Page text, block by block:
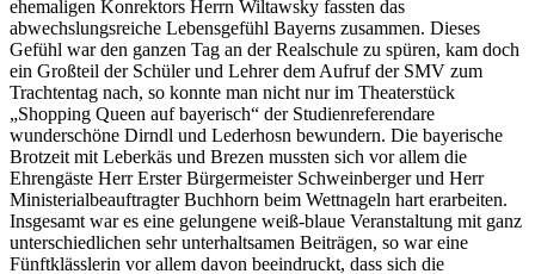
ehemaligen Konrektors Herrn Wiltawsky fassten das
abwechslungsreiche Lebensgefühl Bayerns zusammen. Dieses
Gefühl war den ganzen Tag an der Realschule zu spüren, kam doch
ein Großteil der Schüler und Lehrer dem Aufruf der SMV zum
Trachtentag nach, so konnte man nicht nur im Theaterstück
„Shopping Queen auf bayerisch“ der Studienreferendare
wunderschöne Dirndl und Lederhosn bewundern. Die bayerische
Brotzeit mit Leberkäs und Brezen mussten sich vor allem die
Ehrengäste Herr Erster Bürgermeister Schweinberger und Herr
Ministerialbeauftragter Buchhorn beim Wettnageln hart erarbeiten.
Insgesamt war es eine gelungene weiß-blaue Veranstaltung mit ganz
unterschiedlichen sehr unterhaltsamen Beiträgen, so war eine
Fünftklässlerin vor allem davon beeindruckt, dass sich die